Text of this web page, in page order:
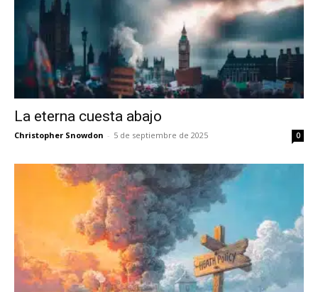
La eterna cuesta abajo
Christopher Snowdon - 5 de septiembre de 2025 0